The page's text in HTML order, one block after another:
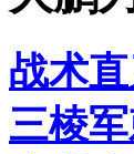
战术直
三棱军